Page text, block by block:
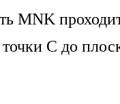
MNK
точки С до